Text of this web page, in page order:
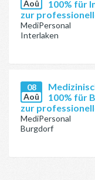
Aoû
100% für
zur
MediPersonal
Interlaken
08
Aoû
100% für
zur
MediPersonal
Burgdorf